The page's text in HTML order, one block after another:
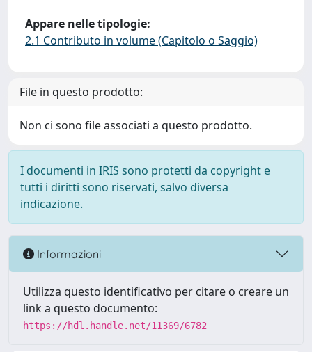
Appare nelle tipologie:
2.1 Contributo in volume (Capitolo o Saggio)
File in questo prodotto:
Non ci sono file associati a questo prodotto.
I documenti in IRIS sono protetti da copyright e
tutti i diritti sono riservati, salvo diversa
indicazione.
Informazioni
Utilizza questo identificativo per citare o creare un
link a questo documento:
https://hdl.handle.net/11369/6782